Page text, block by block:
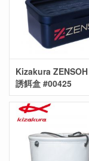
Kizakura
誘餌盒 #00425